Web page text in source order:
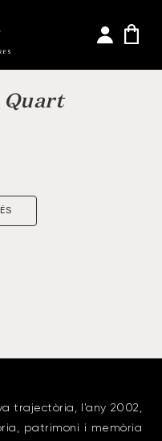
Quart
trajectòria, l’any 2002,
patrimoni i memòria